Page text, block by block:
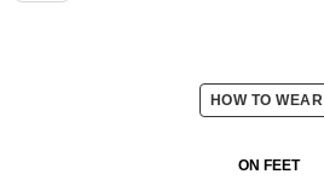
HOW TO WEAR
ON FEET